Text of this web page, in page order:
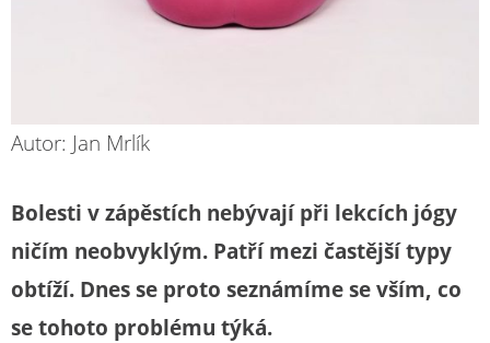
Autor: Jan Mrlík
Bolesti v zápěstích nebývají při lekcích jógy
ničím neobvyklým. Patří mezi častější typy
obtíží. Dnes se proto seznámíme se vším, co
se tohoto problému týká.